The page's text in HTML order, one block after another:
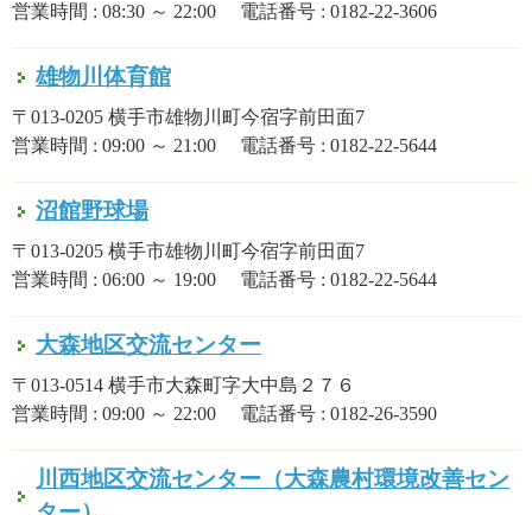
営業時間 : 08:30 ～ 22:00 電話番号 : 0182-22-3606
雄物川体育館
〒013-0205 横手市雄物川町今宿字前田面7
営業時間 : 09:00 ～ 21:00 電話番号 : 0182-22-5644
沼館野球場
〒013-0205 横手市雄物川町今宿字前田面7
営業時間 : 06:00 ～ 19:00 電話番号 : 0182-22-5644
大森地区交流センター
〒013-0514 横手市大森町字大中島２７６
営業時間 : 09:00 ～ 22:00 電話番号 : 0182-26-3590
川西地区交流センター（大森農村環境改善セン